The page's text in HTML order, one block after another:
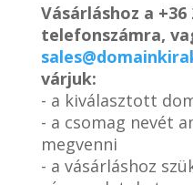
Vásárláshoz a +36
telefonszámra,
várjuk:
- a kiválasztott
- a csomag nevét
megvenni
- a vásárláshoz